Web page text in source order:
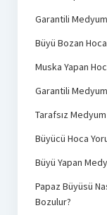
Garantili
Büyü Bozan
Muska Yapan
Garantili
Tarafsız
Büyücü Hoca
Büyü Yapan
Papaz Büyüsü
Bozulur?